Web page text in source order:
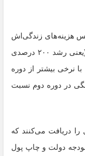
هزینه‌های زندگی‌اش
بر آید، حقوق سه تومانی را طلب می‌کند (یعنی رشد ۲۰۰ درصدی
نرخی بیشتر از دوره
در دوره دوم نسبت
را دریافت می‌کنند که
دولت و چاپ پول